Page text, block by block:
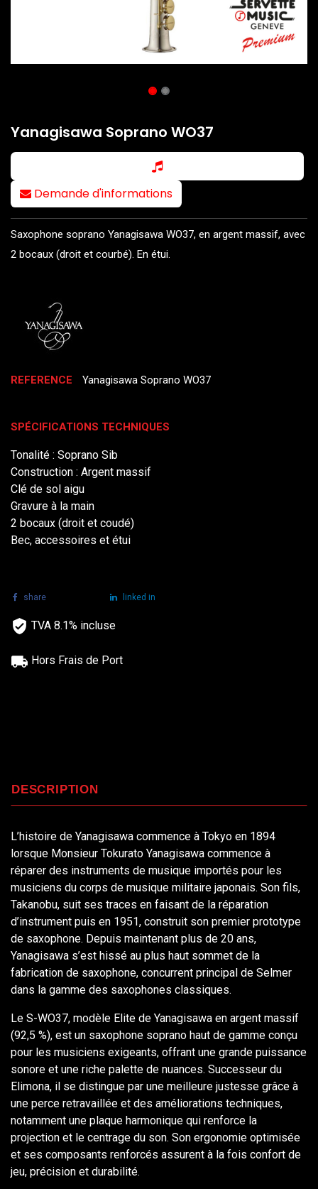
Yanagisawa Soprano WO37
Demande d'informations
Saxophone soprano Yanagisawa WO37, en argent massif, avec
2 bocaux (droit et courbé). En étui.
REFERENCE Yanagisawa Soprano WO37
SPÉCIFICATIONS TECHNIQUES
Tonalité : Soprano Sib
Construction : Argent massif
Clé de sol aigu
Gravure à la main
2 bocaux (droit et coudé)
Bec, accessoires et étui
share linked in
TVA 8.1% incluse
Hors Frais de Port
DESCRIPTION
L’histoire de Yanagisawa commence à Tokyo en 1894
lorsque Monsieur Tokurato Yanagisawa commence à
réparer des instruments de musique importés pour les
musiciens du corps de musique militaire japonais. Son fils,
Takanobu, suit ses traces en faisant de la réparation
d’instrument puis en 1951, construit son premier prototype
de saxophone. Depuis maintenant plus de 20 ans,
Yanagisawa s’est hissé au plus haut sommet de la
fabrication de saxophone, concurrent principal de Selmer
dans la gamme des saxophones classiques.
Le S-WO37, modèle Elite de Yanagisawa en argent massif
(92,5 %), est un saxophone soprano haut de gamme conçu
pour les musiciens exigeants, offrant une grande puissance
sonore et une riche palette de nuances. Successeur du
Elimona, il se distingue par une meilleure justesse grâce à
une perce retravaillée et des améliorations techniques,
notamment une plaque harmonique qui renforce la
projection et le centrage du son. Son ergonomie optimisée
et ses composants renforcés assurent à la fois confort de
jeu, précision et durabilité.